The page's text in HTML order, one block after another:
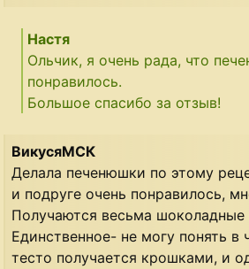
Настя
Ольчик, я очень рада, что
понравилось.
Большое спасибо за отзыв!
ВикусяМСК
Делала печенюшки по этому
и подруге очень понравилось,
Получаются весьма шоколадные
Единственное- не могу понять в
тесто получается крошками, и